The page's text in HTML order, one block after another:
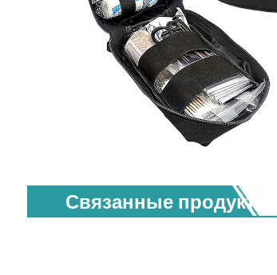
Связанные продукты